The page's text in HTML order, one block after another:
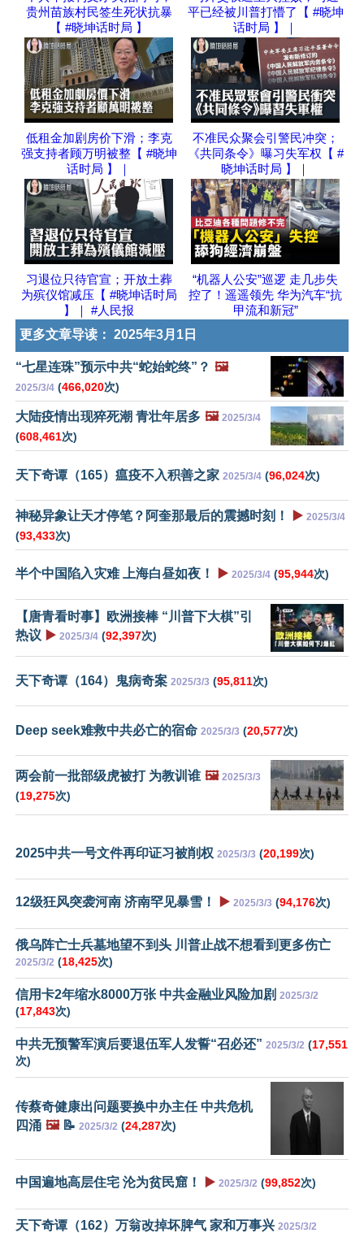
贵州苗族村民签生死状抗暴
【 #晓坤话时局 】
平已经被川普打懵了【 #晓坤
话时局 】｜
低租金加剧房价下滑；李克
强支持者顾万明被整【 #晓坤
话时局 】｜
不准民众聚会引警民冲突；
《共同条令》曝习失军权【 #
晓坤话时局 】｜
习退位只待官宣；开放土葬
为殡仪馆减压【 #晓坤话时局
】｜ #人民报
“机器人公安”巡逻 走几步失
控了！遥遥领先 华为汽车“抗
甲流和新冠”
更多文章导读： 2025年3月1日
“七星连珠”预示中共“蛇始蛇终”？ 🖼️
2025/3/4 (466,020次)
大陆疫情出现猝死潮 青壮年居多 🖼️ 2025/3/4
(608,461次)
天下奇谭（165）瘟疫不入积善之家 2025/3/4 (96,024次)
神秘异象让天才停笔？阿奎那最后的震撼时刻！ ▶️ 2025/3/4
(93,433次)
半个中国陷入灾难 上海白昼如夜！ ▶️ 2025/3/4 (95,944次)
【唐青看时事】欧洲接棒 “川普下大棋”引
热议 ▶️ 2025/3/4 (92,397次)
天下奇谭（164）鬼病奇案 2025/3/3 (95,811次)
Deep seek难救中共必亡的宿命 2025/3/3 (20,577次)
两会前一批部级虎被打 为教训谁 🖼️ 2025/3/3
(19,275次)
2025中共一号文件再印证习被削权 2025/3/3 (20,199次)
12级狂风突袭河南 济南罕见暴雪！ ▶️ 2025/3/3 (94,176次)
俄乌阵亡士兵墓地望不到头 川普止战不想看到更多伤亡
2025/3/2 (18,425次)
信用卡2年缩水8000万张 中共金融业风险加剧 2025/3/2
(17,843次)
中共无预警军演后要退伍军人发誓“召必还” 2025/3/2 (17,551
次)
传蔡奇健康出问题要换中办主任 中共危机
四涌 🖼️📝 2025/3/2 (24,287次)
中国遍地高层住宅 沦为贫民窟！ ▶️ 2025/3/2 (99,852次)
天下奇谭（162）万翁改掉坏脾气 家和万事兴 2025/3/2